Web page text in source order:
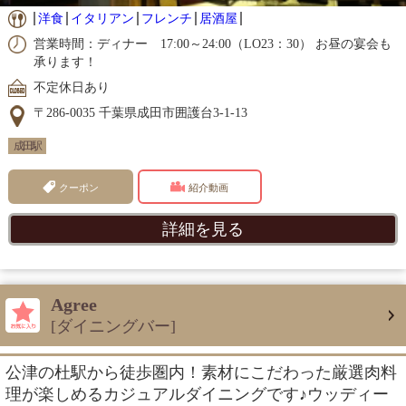
洋食 イタリアン フレンチ
居酒屋
営業時間：ディナー 17:00～24:00（LO23：30） お昼の宴会も
承ります！
不定休日あり
〒286-0035 千葉県成田市囲護台3-1-13
成田駅
クーポン 紹介動画
詳細を見る
Agree
[ダイニングバー]
公津の杜駅から徒歩圏内！素材にこだわった厳選肉料
理が楽しめるカジュアルダイニングです♪ウッディー